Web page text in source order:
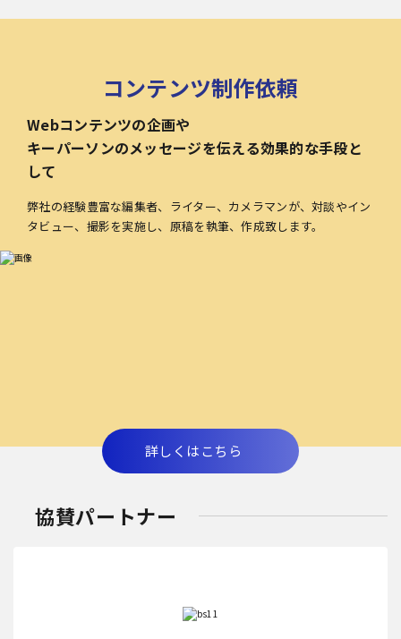
コンテンツ制作依頼
Webコンテンツの企画や
キーパーソンのメッセージを伝える効果的な手段と
して
弊社の経験豊富な編集者、ライター、カメラマンが、対談やイン
タビュー、撮影を実施し、原稿を執筆、作成致します。
詳しくはこちら
協賛パートナー